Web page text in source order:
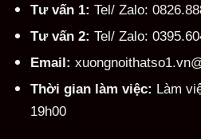
Tư vấn 1: Tel/ Zalo:
Tư vấn 2: Tel/ Zalo:
Email:
Thời gian làm việc: Làm
19h00